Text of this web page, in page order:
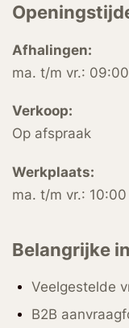
Afhalingen:
ma. t/m vr.:
Verkoop:
Op afspraak
Werkplaats:
ma. t/m vr.:
Belangrijke
Veelgestelde
B2B